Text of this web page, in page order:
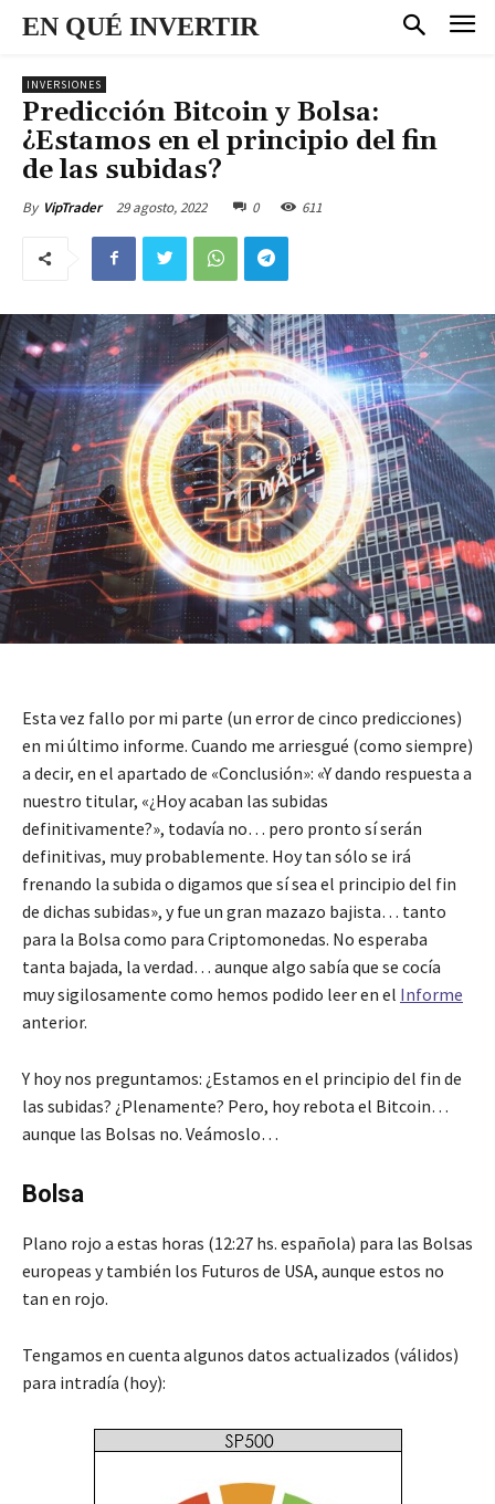
EN QUÉ INVERTIR
INVERSIONES
Predicción Bitcoin y Bolsa:
¿Estamos en el principio del fin
de las subidas?
By VipTrader 29 agosto, 2022 0 611
Esta vez fallo por mi parte (un error de cinco predicciones)
en mi último informe. Cuando me arriesgué (como siempre)
a decir, en el apartado de «Conclusión»: «Y dando respuesta a
nuestro titular, «¿Hoy acaban las subidas
definitivamente?», todavía no… pero pronto sí serán
definitivas, muy probablemente. Hoy tan sólo se irá
frenando la subida o digamos que sí sea el principio del fin
de dichas subidas», y fue un gran mazazo bajista… tanto
para la Bolsa como para Criptomonedas. No esperaba
tanta bajada, la verdad… aunque algo sabía que se cocía
muy sigilosamente como hemos podido leer en el Informe
anterior.
Y hoy nos preguntamos: ¿Estamos en el principio del fin de
las subidas? ¿Plenamente? Pero, hoy rebota el Bitcoin…
aunque las Bolsas no. Veámoslo…
Bolsa
Plano rojo a estas horas (12:27 hs. española) para las Bolsas
europeas y también los Futuros de USA, aunque estos no
tan en rojo.
Tengamos en cuenta algunos datos actualizados (válidos)
para intradía (hoy):